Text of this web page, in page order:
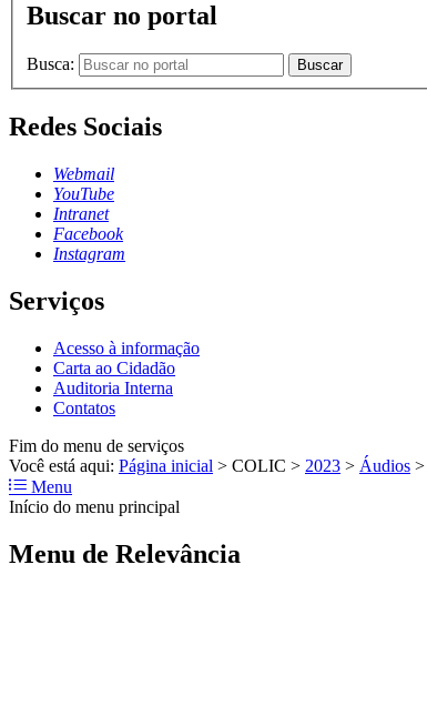
Buscar no portal
Busca: Buscar
Redes Sociais
Webmail
YouTube
Intranet
Facebook
Instagram
Serviços
Acesso à informação
Carta ao Cidadão
Auditoria Interna
Contatos
Fim do menu de serviços
Você está aqui: Página inicial > COLIC > 2023 > Áudios >
Menu
Início do menu principal
Menu de Relevância